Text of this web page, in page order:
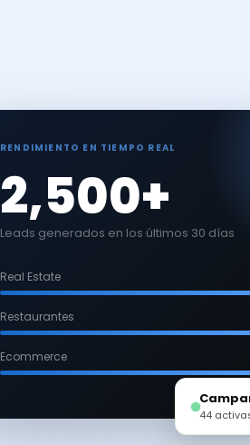
RENDIMIENTO EN TIEMPO REAL
2,500+
Leads generados en los últimos 30 días
Real Estate
Restaurantes
Ecommerce
44